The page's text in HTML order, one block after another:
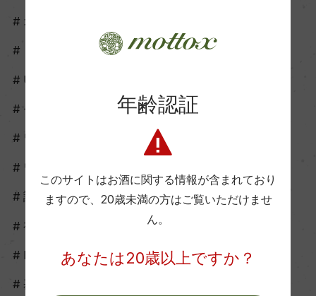
オレンジワイン
UNCORK
モトックスオンライン
ワイングッズ
ワイナリーツアー
試飲会
初心者向け
howto
基礎知識
年齢認証
このサイトはお酒に関する情報が含まれており
ますので、 20歳未満の方はご覧いただけませ
ん。
あなたは20歳以上ですか？